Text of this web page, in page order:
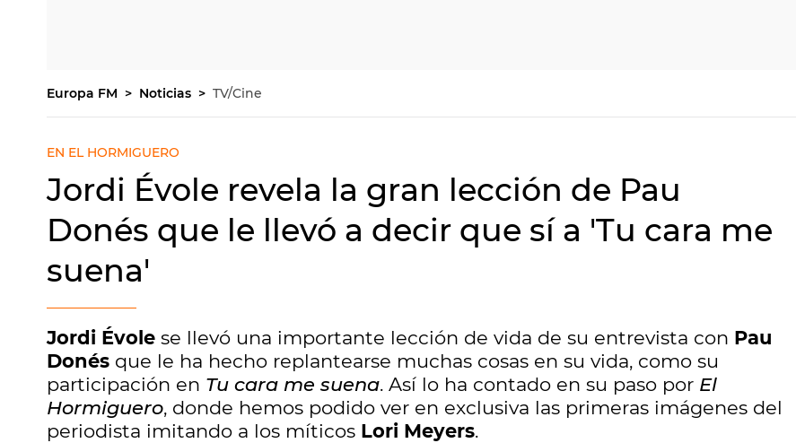
Europa FM Noticias TV/Cine
EN EL HORMIGUERO
Jordi Évole revela la gran lección de Pau
Donés que le llevó a decir que sí a 'Tu cara me
suena'
Jordi Évole se llevó una importante lección de vida de su entrevista con Pau
Donés que le ha hecho replantearse muchas cosas en su vida, como su
participación en Tu cara me suena. Así lo ha contado en su paso por El
Hormiguero, donde hemos podido ver en exclusiva las primeras imágenes del
periodista imitando a los míticos Lori Meyers.